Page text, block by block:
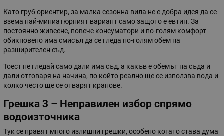
Като груб ориентир, за малка сезонна вила не е добра идея да се
взема най-миниатюрният вариант само защото е евтин. За
постоянно живеене, повече консуматори и по-голям комфорт
обикновено има смисъл да се гледа по-голям обем на
разширителен съд.
Тоест не гледай само дали има съд, а какъв е обемът на съда и
дали отговаря на начина, по който реално ще се използва вода и
колко често ще се отварят кранове.
Грешка 3 – Неправилен избор спрямо
водоизточника
Тук се правят много излишни грешки, особено когато става дума